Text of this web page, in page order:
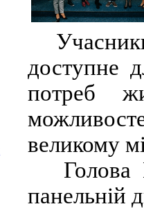
доступне
потреб
великому
Голова
панельній